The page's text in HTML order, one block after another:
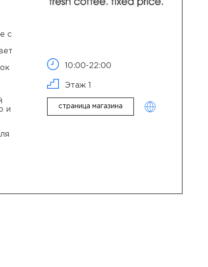
с
и
10:00-22:00
Этаж 1
страница магазина